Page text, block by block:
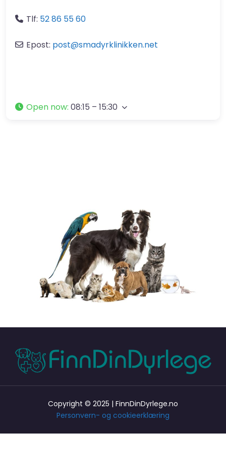
Tlf: 52 86 55 60
Epost: post@smadyrklinikken.net
Open now: 08:15 – 15:30
Copyright © 2025 | FinnDinDyrlege.no
Personvern- og cookieerklæring